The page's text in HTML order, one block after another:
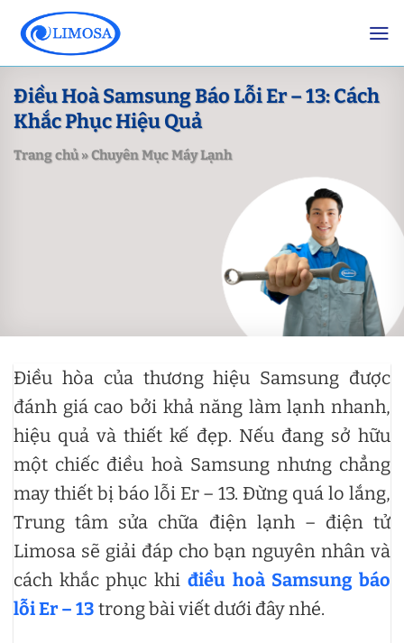
content
Điều Hoà Samsung Báo Lỗi Er – 13: Cách
Khắc Phục Hiệu Quả
Trang chủ»Chuyên Mục Máy Lạnh
Điều hòa của thương hiệu Samsung được
đánh giá cao bởi khả năng làm lạnh nhanh,
hiệu quả và thiết kế đẹp. Nếu đang sở hữu
một chiếc điều hoà Samsung nhưng chẳng
may thiết bị báo lỗi Er – 13. Đừng quá lo lắng,
Trung tâm sửa chữa điện lạnh – điện tử
Limosa sẽ giải đáp cho bạn nguyên nhân và
cách khắc phục khi điều hoà Samsung báo
lỗi Er – 13 trong bài viết dưới đây nhé.